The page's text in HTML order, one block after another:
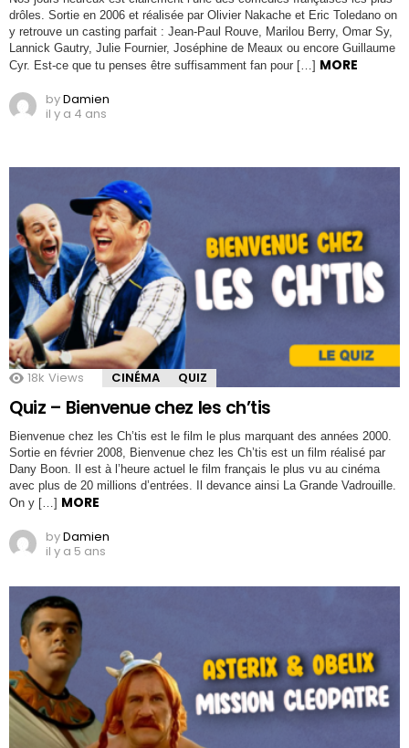
drôles. Sortie en 2006 et réalisée par Olivier Nakache et Eric Toledano on
y retrouve un casting parfait : Jean-Paul Rouve, Marilou Berry, Omar Sy,
Lannick Gautry, Julie Fournier, Joséphine de Meaux ou encore Guillaume
Cyr. Est-ce que tu penses être suffisamment fan pour […] MORE
byDamien
il y a 4 ans
18k Views CINÉMA QUIZ
Quiz – Bienvenue chez les ch’tis
Bienvenue chez les Ch’tis est le film le plus marquant des années 2000.
Sortie en février 2008, Bienvenue chez les Ch’tis est un film réalisé par
Dany Boon. Il est à l’heure actuel le film français le plus vu au cinéma
avec plus de 20 millions d’entrées. Il devance ainsi La Grande Vadrouille.
On y […] MORE
byDamien
il y a 5 ans